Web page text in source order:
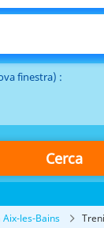
finestra) :
Cerca
Aix-les-Bains